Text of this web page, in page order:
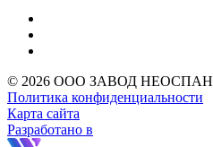
© 2026 ООО ЗАВОД НЕОСПАН
Политика конфиденциальности
Карта сайта
Разработано в